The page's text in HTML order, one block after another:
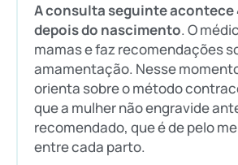
A consulta seguinte acontece
depois do nascimento. O
mamas e faz recomendações
amamentação. Nesse
orienta sobre o método
que a mulher não engravide
recomendado, que é de pelo
entre cada parto.